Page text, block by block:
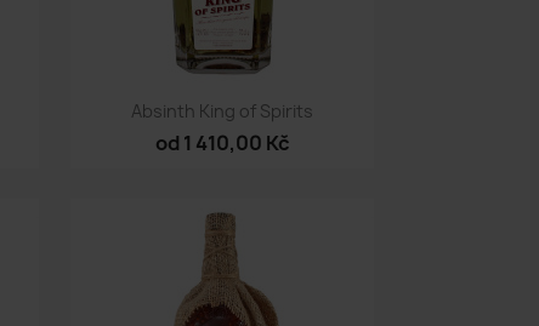
Absinth King of Spirits
od 1 410,00 Kč
Rychlý náhled